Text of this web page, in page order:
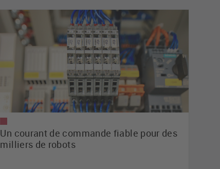
Un courant de commande fiable pour des
milliers de robots